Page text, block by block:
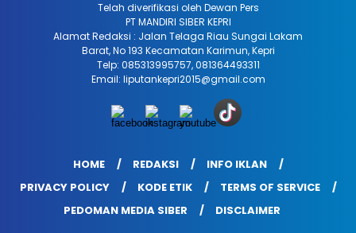
Telah diverifikasi oleh Dewan Pers
PT MANDIRI SIBER KEPRI
Alamat Redaksi : Jalan Telaga Riau Sungai Lakam
Barat, No 193 Kecamatan Karimun, Kepri
Telp: 085313995757, 081364493311
Email: liputankepri2015@gmail.com
HOME REDAKSI
INFO IKLAN
PRIVACY POLICY
KODE ETIK
TERMS OF SERVICE
PEDOMAN MEDIA SIBER
DISCLAIMER